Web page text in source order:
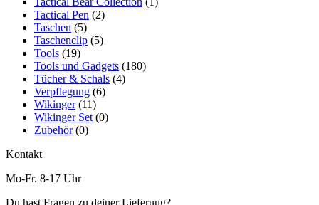
Tactical Pen (2)
Taschen (5)
Taschenclip (5)
Tools (19)
Tools und Gadgets (180)
Tücher & Schals (4)
Verpflegung (6)
Wikinger (11)
Wikinger Set (0)
Zubehör (0)
Kontakt
Mo-Fr. 8-17 Uhr
Du hast Fragen zu deiner Lieferung?